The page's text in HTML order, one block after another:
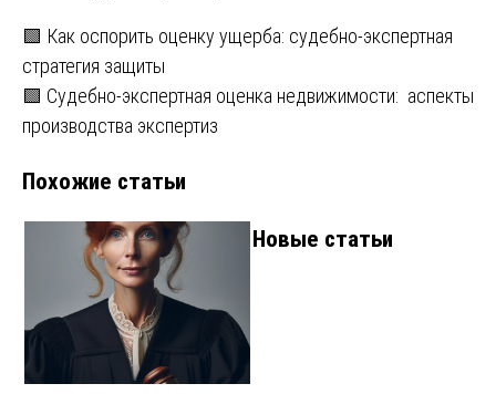
Навигация
по
записям
🟩 Как оспорить оценку ущерба: судебно-экспертная
стратегия защиты
🟩 Судебно-экспертная оценка недвижимости: аспекты
производства экспертиз
Похожие статьи
Новые статьи